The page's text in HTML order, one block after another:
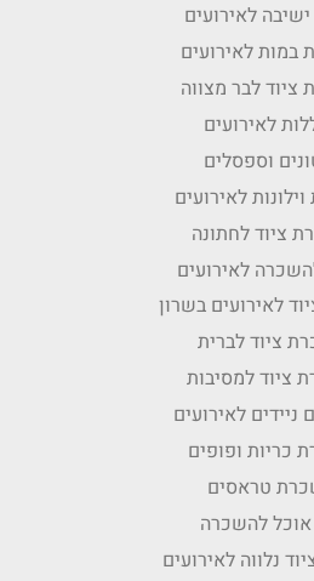
ישיבה לאירועים
במות לאירועים
לבר מצווה
לאירועים
וספסלים
לאירועים
ציוד לחתונה
לאירועים
לאירועים בשרון
ציוד לברית
ציוד למסיבות
ניידים לאירועים
כריות ופופים
טראסים
אוכל להשכרה
נלווה לאירועים